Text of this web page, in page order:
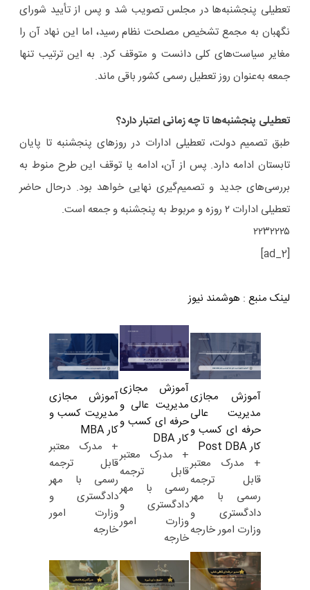
تعطیلی پنجشنبه‌ها در مجلس تصویب شد و پس از تأیید شورای
نگهبان به مجمع تشخیص مصلحت نظام رسید، اما این نهاد آن را
مغایر سیاست‌های کلی دانست و متوقف کرد. به این ترتیب تنها
جمعه به‌عنوان روز تعطیل رسمی کشور باقی ماند.
تعطیلی پنجشنبه‌ها تا چه زمانی اعتبار دارد؟
طبق تصمیم دولت، تعطیلی ادارات در روزهای پنجشنبه تا پایان
تابستان ادامه دارد. پس از آن، ادامه یا توقف این طرح منوط به
بررسی‌های جدید و تصمیم‌گیری نهایی خواهد بود. درحال حاضر
تعطیلی ادارات ۲ روزه و مربوط به پنجشنبه و جمعه است.
۲۲۳۲۲۲۵
[ad_2]
لینک منبع : هوشمند نیوز
آموزش مجازی
مدیریت عالی
حرفه ای کسب و
کار Post DBA
+ مدرک معتبر
قابل ترجمه
رسمی با مهر
دادگستری و
وزارت امور خارجه
آموزش مجازی
مدیریت عالی و
حرفه ای کسب و
کار DBA
+ مدرک معتبر
قابل ترجمه
رسمی با مهر
دادگستری و
وزارت امور
خارجه
آموزش مجازی
مدیریت کسب و
کار MBA
+ مدرک معتبر
قابل ترجمه
رسمی با مهر
دادگستری و
وزارت امور
خارجه